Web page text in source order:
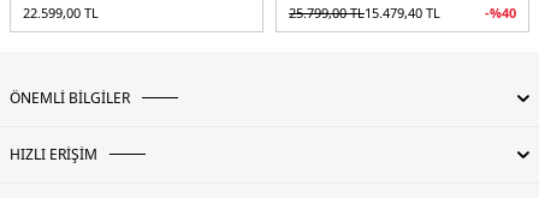
22.599,00 TL
25.799,00TL15.479,40 TL -%40
ÖNEMLİ BİLGİLER
HIZLI ERİŞİM